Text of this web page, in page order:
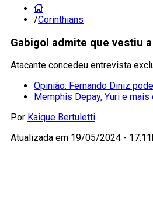
/Corinthians
Gabigol admite que vestiu
Atacante concedeu entrevista
Opinião: Fernando Diniz
Memphis Depay, Yuri e
Por Kaique Bertuletti
Atualizada em 19/05/2024 -